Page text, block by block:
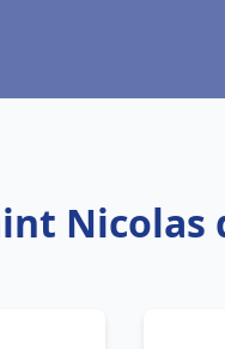
Nicolas